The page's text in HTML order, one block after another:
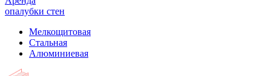
опалубки стен
Мелкощитовая
Стальная
Алюминиевая